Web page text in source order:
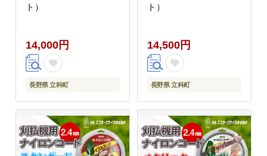
ト）
14,000円
長野県 立科町
ト）
14,500円
長野県 立科町